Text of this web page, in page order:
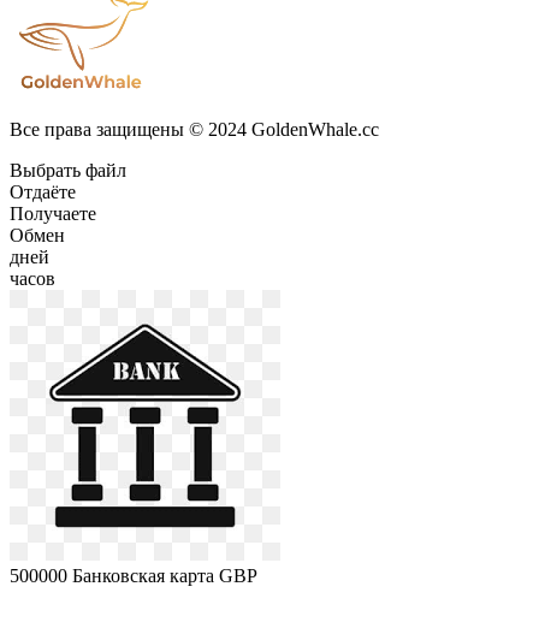
Все права защищены © 2024 GoldenWhale.cc
Выбрать файл
Отдаёте
Получаете
Обмен
дней
часов
500000 Банковская карта GBP